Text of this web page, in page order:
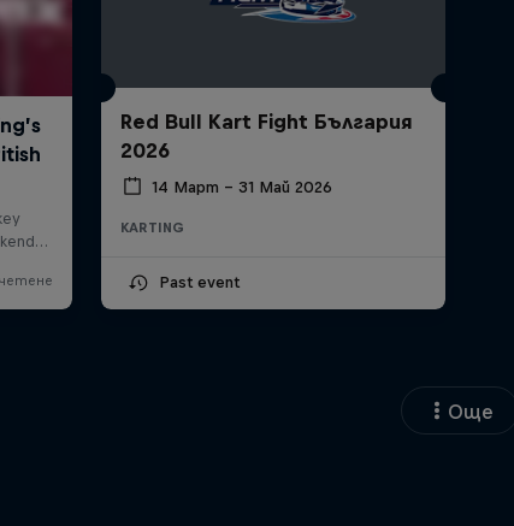
Red Bull Kart Fight България
2026
14 Март – 31 Май 2026
KARTING
Past event
Още